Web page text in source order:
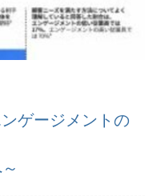
ゲージメントの